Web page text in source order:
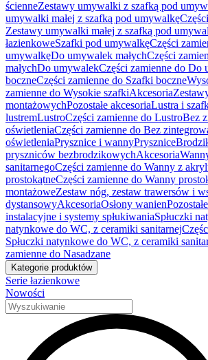
ścienneZestawy umywalki z szafką pod
umywalki małej z szafką pod umywalkę
Zestawy umywalki małej z szafką pod
łazienkoweSzafki pod umywalkęCzęści
umywalkęDo umywalek małychCzęści
małychDo umywalekCzęści zamienne do Do
boczneCzęści zamienne do Szafki boczne
zamienne do Wysokie szafkiAkcesoria
montażowychPozostałe akcesoriaLustra i
lustremLustroCzęści zamienne do LustroBez
oświetleniaCzęści zamienne do Bez
oświetleniaPrysznice i wannyPrysznice
pryszniców bezbrodzikowychAkcesoria
sanitarnegoCzęści zamienne do Wanny z
prostokątneCzęści zamienne do Wanny
montażoweZestaw nóg, zestaw trawersów i
dystansowyAkcesoriaOsłony wanien
instalacyjne i systemy spłukiwaniaSpłuczki
natynkowe do WC, z ceramiki sanitarnej
Spłuczki natynkowe do WC, z ceramiki
zamienne do Nasadzane
Kategorie produktów
Serie łazienkowe
Nowości